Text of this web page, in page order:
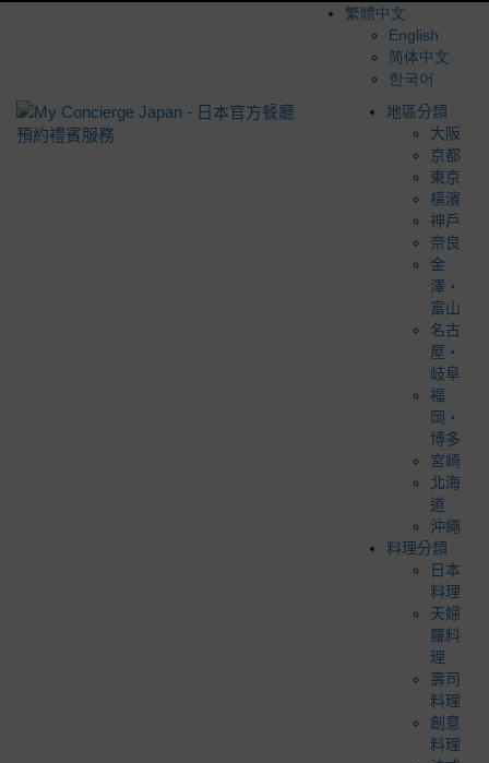
繁體中文
English
简体中文
한국어
地區分類
大阪
京都
東京
橫濱
神戶
奈良
金
澤・
富山
名古
屋・
岐阜
福
岡・
博多
宮崎
北海
道
沖繩
料理分類
日本
料理
天婦
羅料
理
壽司
料理
創意
料理